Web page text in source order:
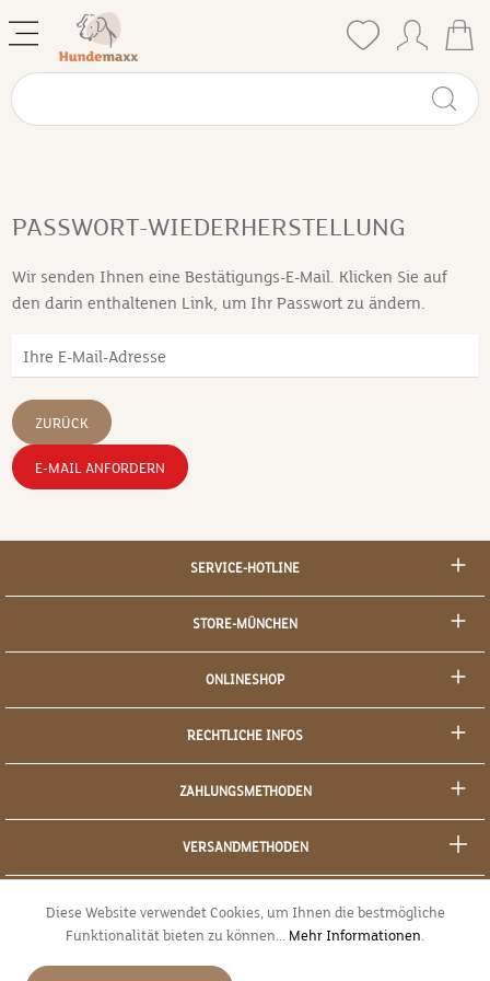
PASSWORT-WIEDERHERSTELLUNG
Wir senden Ihnen eine Bestätigungs-E-Mail. Klicken Sie auf
den darin enthaltenen Link, um Ihr Passwort zu ändern.
Ihre E-Mail-Adresse
ZURÜCK
E-MAIL ANFORDERN
SERVICE-HOTLINE
STORE-MÜNCHEN
ONLINESHOP
RECHTLICHE INFOS
ZAHLUNGSMETHODEN
VERSANDMETHODEN
Diese Website verwendet Cookies, um Ihnen die bestmögliche
Funktionalität bieten zu können... Mehr Informationen.